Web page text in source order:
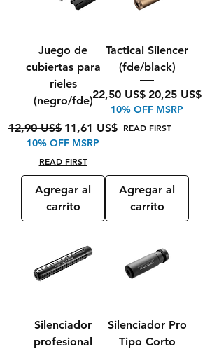
Juego de
cubiertas para
rieles
(negro/fde)
Precio
12,90 US$ Precio de oferta
11,61 US$
10% OFF MSRP
READ FIRST
Agregar al
carrito
Tactical Silencer
(fde/black)
Precio
22,50 US$ Precio de
20,25 US$
10% OFF MSRP
READ FIRST
Agregar al
carrito
Silenciador
profesional
Silenciador Pro
Tipo Corto